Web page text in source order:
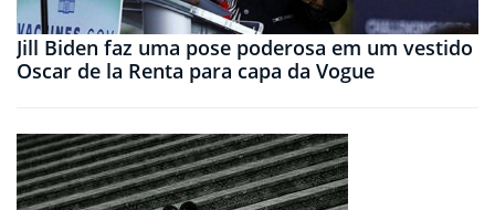
Jill Biden faz uma pose poderosa em um vestido
Oscar de la Renta para capa da Vogue